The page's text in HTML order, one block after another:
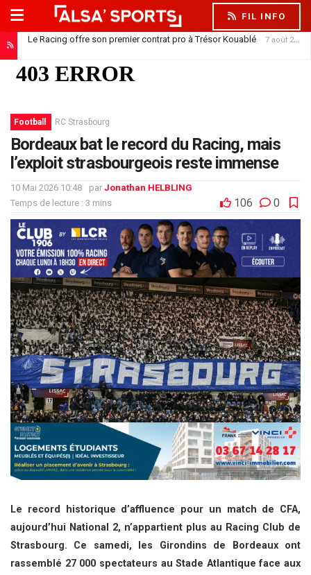
FIL INFO
Le Racing offre son premier contrat pro à Trésor Kouablé 7 août 2026
Football RC Strasbourg
Bordeaux bat le record du Racing, mais
l’exploit strasbourgeois reste immense
10 Mai 2026 10:48 par Jonathan HELBLING
Temps de lecture : 3 mins
106 0
Le record historique d’affluence pour un match de CFA,
aujourd’hui National 2, n’appartient plus au Racing Club de
Strasbourg. Ce samedi, les Girondins de Bordeaux ont
rassemblé 27 000 spectateurs au Stade Atlantique face aux